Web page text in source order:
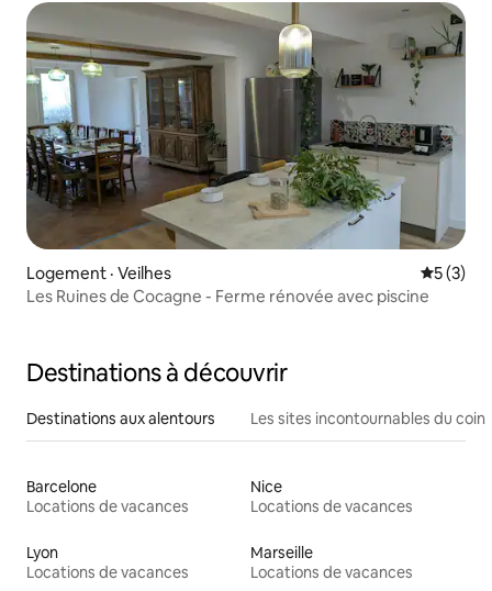
Logement · Veilhes Note
5 (3)
Les Ruines de Cocagne - Ferme rénovée avec piscine
Destinations à découvrir
Destinations aux alentours Les sites incontournables du coin
Barcelone
Locations de vacances
Nice
Locations de vacances
Lyon
Locations de vacances
Marseille
Locations de vacances